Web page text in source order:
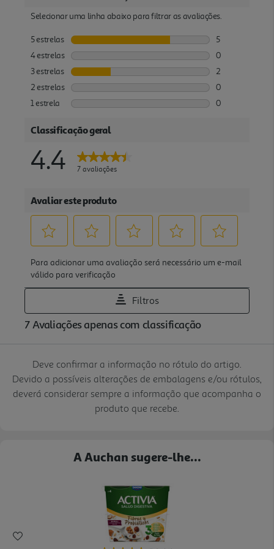
Deve confirmar a informação no rótulo do artigo.
Devido a possíveis alterações de embalagens e/ou rótulos,
deverá considerar sempre a informação que acompanha o
produto que recebe.
A Auchan sugere-lhe...